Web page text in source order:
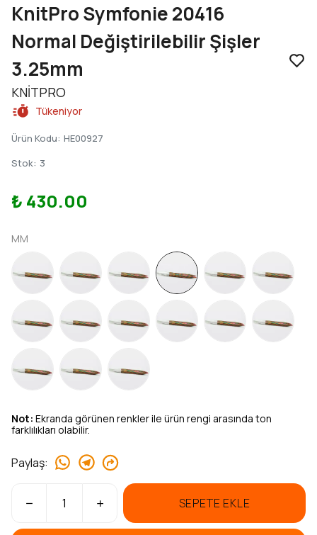
KnitPro Symfonie 20416
Normal Değiştirilebilir Şişler
3.25mm
KNİTPRO
Tükeniyor
Ürün Kodu: HE00927
Stok: 3
₺ 430.00
MM
Not: Ekranda görünen renkler ile ürün rengi arasında ton
farklılıkları olabilir.
Paylaş:
SEPETE EKLE